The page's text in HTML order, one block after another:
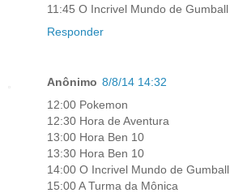
11:45 O Incrivel Mundo de Gumball
Responder
Anônimo 8/8/14 14:32
12:00 Pokemon
12:30 Hora de Aventura
13:00 Hora Ben 10
13:30 Hora Ben 10
14:00 O Incrivel Mundo de Gumball
15:00 A Turma da Mônica